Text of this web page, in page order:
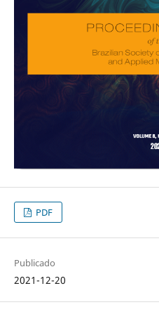
PDF
Publicado
2021-12-20